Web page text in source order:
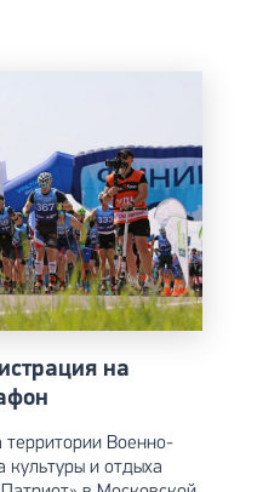
на
территории Военно-
культуры и отдыха